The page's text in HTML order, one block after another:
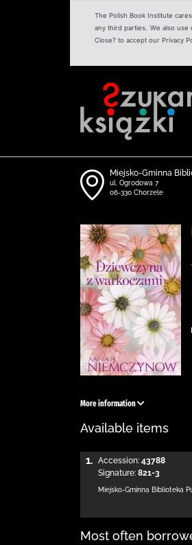
The Polish Book Institute
any third parties. We also
Close? to accept our Privacy
Miejsko-Gminna
ul. Ogrodowa 7
06-330 Chorzele
More information
Available items
1. Accession: 43788
Signature: 821-3
Miejsko-Gminna Biblioteka
Most often